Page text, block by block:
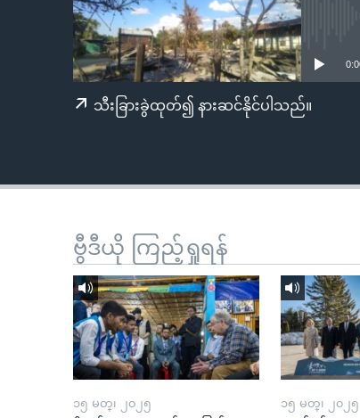
သီးခြားခွဲထုတ်၍ နားဆင်နိုင်ပါသည်။
ဗွီဒီယို ကြည့်ရှုရန်
၁၅ မတ္၊ ၂၀၂၅ ၁၅ မတ္၊ ၂၀၂၅